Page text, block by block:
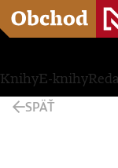
KnihyE-knihy
SPÄŤ